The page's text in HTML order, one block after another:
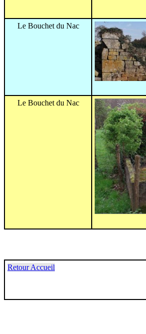
Le Bouchet du Nac
Le Bouchet du Nac
Retour Accueil